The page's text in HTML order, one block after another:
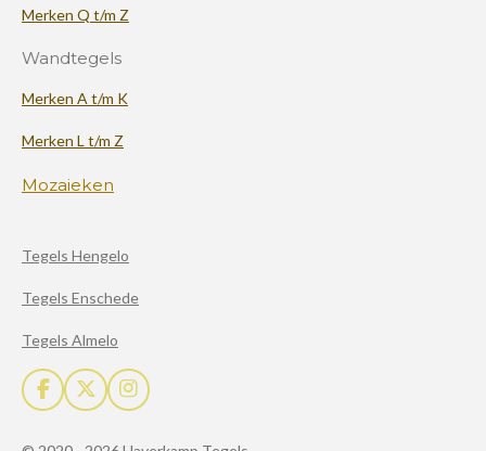
Merken Q t/m Z
Wandtegels
Merken A t/m K
Merken L t/m Z
Mozaieken
Tegels Hengelo
Tegels Enschede
Tegels Almelo
F
a
X
I
n